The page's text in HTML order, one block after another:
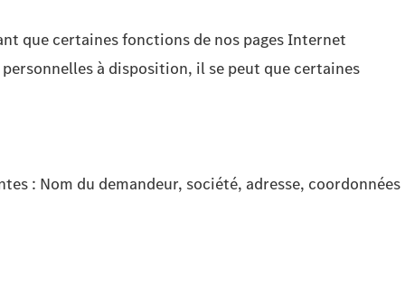
que certaines fonctions de nos pages Internet
à disposition, il se peut que certaines
: Nom du demandeur, société, adresse, coordonnées